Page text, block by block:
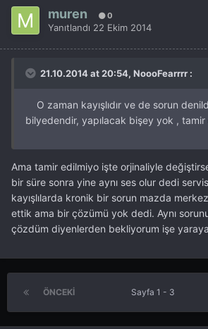
muren 0
Yanıtlandı 22 Ekim 2014
21.10.2014 at 20:54, NoooFearrrr :
O zaman kayışlıdır ve de sorun
bilyedendir, yapılacak bişey yok ,
Ama tamir edilmiyo işte orjinaliyle
bir süre sonra yine aynı ses olur dedi
kayışlılarda kronik bir sorun mazda
ettik ama bir çözümü yok dedi. Aynı
çözdüm diyenlerden bekliyorum işe
ÖNCEKI Sayfa 1 - 3